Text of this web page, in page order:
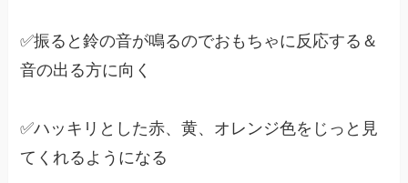
✅振ると鈴の音が鳴るのでおもちゃに反応する＆
音の出る方に向く
✅ハッキリとした赤、黄、オレンジ色をじっと見
てくれるようになる